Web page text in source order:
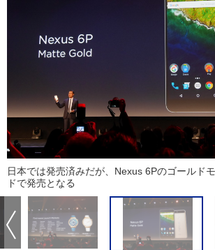
日本では発売済みだが、Nexus 6Pのゴールド
ドで発売となる